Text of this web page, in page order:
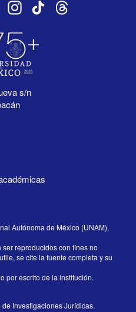
s/n
Autónoma de México (UNAM),
reproducidos con fines no
se cite la fuente completa y su
por escrito de la institución.
Investigaciones Jurídicas.